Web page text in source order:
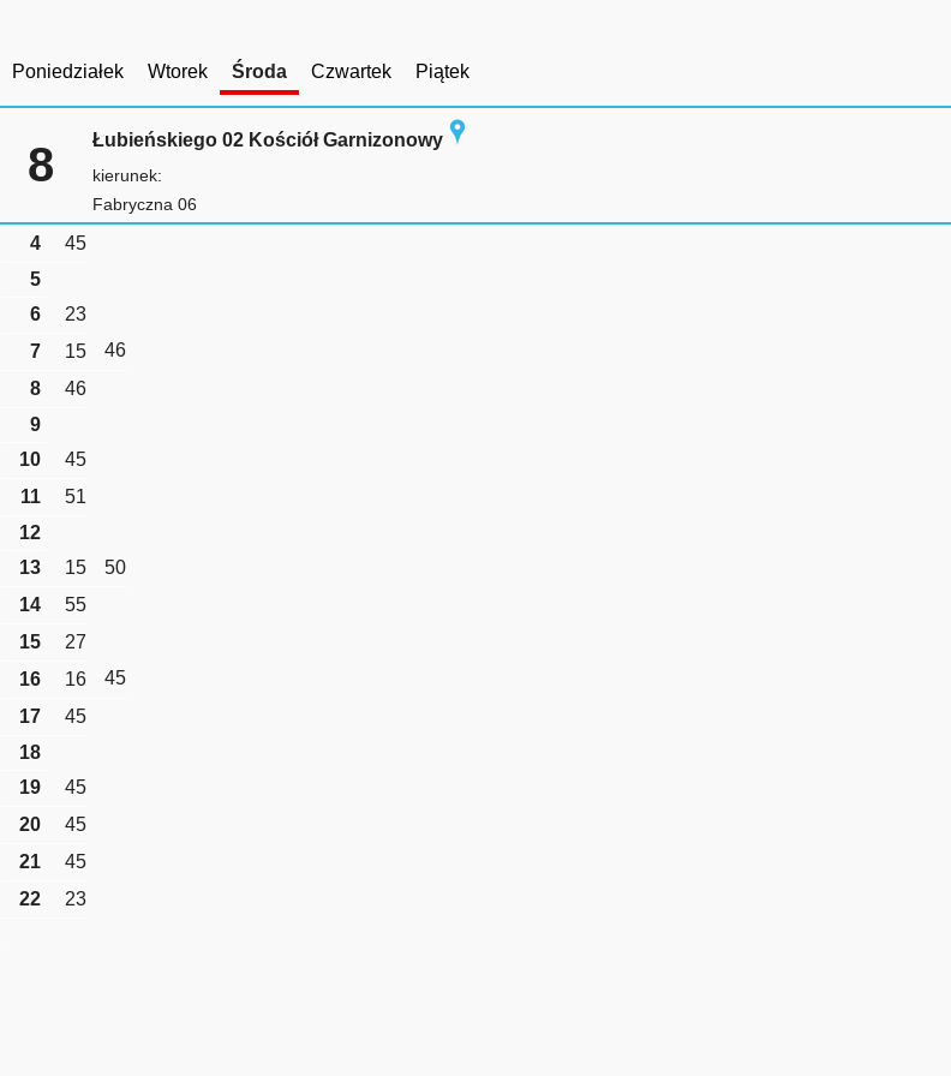
Poniedziałek Wtorek Środa Czwartek Piątek
8 Łubieńskiego 02 Kościół Garnizonowy
kierunek:
Fabryczna 06
4
45
5
6
23
7
15
46
8
46
9
10
45
11
51
12
13
15
50
14
55
15
27
16
16
45
17
45
18
19
45
20
45
21
45
22
23